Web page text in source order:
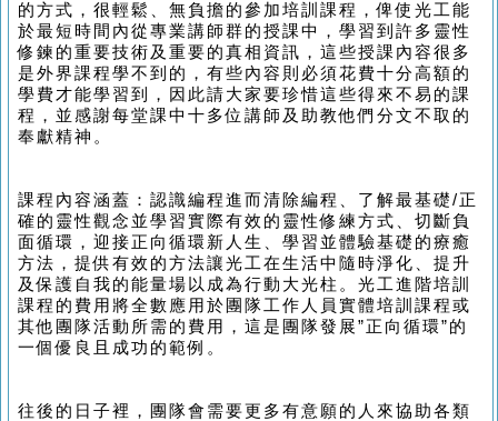
的方式，很輕鬆、無負擔的參加培訓課程，俾使光工能
於最短時間內從專業講師群的授課中，學習到許多靈性
修鍊的重要技術及重要的真相資訊，這些授課內容很多
是外界課程學不到的，有些內容則必須花費十分高額的
學費才能學習到，因此請大家要珍惜這些得來不易的課
程，並感謝每堂課中 十多位講師及助教他們分文不取的
奉獻精神。
課程內容涵蓋：認識編程進而清除編程、了解最基礎/正
確的靈性觀念並學習實際有效的靈性修練方式、切斷負
面循環，迎接正向循環新人生、學習並體驗基礎的療癒
方法，提供有效的方法讓光工在生活中隨時淨化、提升
及保護自我的能量場以成為行動大光柱。光工進階培訓
課程的費用將全數應用於團隊工作人員實體培訓課程或
其他團隊活動所需的費用，這是團隊發展”正向循環”的
一個優良且成功的範例。
往後的日子裡，團隊會需要更多有意願的人來協助各類